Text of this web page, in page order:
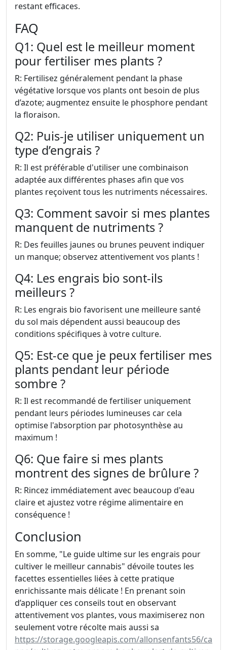
restant efficaces.
FAQ
Q1: Quel est le meilleur moment
pour fertiliser mes plants ?
R: Fertilisez généralement pendant la phase
végétative lorsque vos plants ont besoin de plus
d’azote; augmentez ensuite le phosphore pendant
la floraison.
Q2: Puis-je utiliser uniquement un
type d’engrais ?
R: Il est préférable d'utiliser une combinaison
adaptée aux différentes phases afin que vos
plantes reçoivent tous les nutriments nécessaires.
Q3: Comment savoir si mes plantes
manquent de nutriments ?
R: Des feuilles jaunes ou brunes peuvent indiquer
un manque; observez attentivement vos plants !
Q4: Les engrais bio sont-ils
meilleurs ?
R: Les engrais bio favorisent une meilleure santé
du sol mais dépendent aussi beaucoup des
conditions spécifiques à votre culture.
Q5: Est-ce que je peux fertiliser mes
plants pendant leur période
sombre ?
R: Il est recommandé de fertiliser uniquement
pendant leurs périodes lumineuses car cela
optimise l'absorption par photosynthèse au
maximum !
Q6: Que faire si mes plants
montrent des signes de brûlure ?
R: Rincez immédiatement avec beaucoup d'eau
claire et ajustez votre régime alimentaire en
conséquence !
Conclusion
En somme, "Le guide ultime sur les engrais pour
cultiver le meilleur cannabis" dévoile toutes les
facettes essentielles liées à cette pratique
enrichissante mais délicate ! En prenant soin
d’appliquer ces conseils tout en observant
attentivement vos plantes, vous maximiserez non
seulement votre récolte mais aussi sa
https://storage.googleapis.com/allonsenfants56/ca